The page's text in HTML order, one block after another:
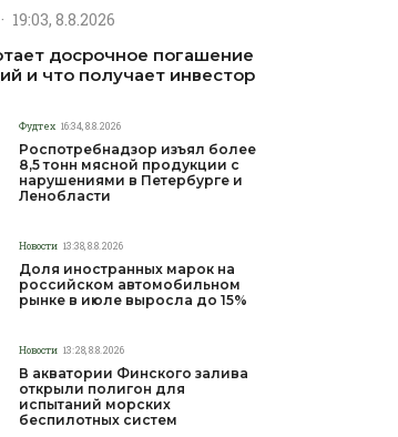
· 19:03, 8.8.2026
досрочное погашение
и что получает инвестор
Фудтех 16:34, 8.8.2026
Роспотребнадзор изъял более
8,5 тонн мясной продукции с
нарушениями в Петербурге и
Ленобласти
Новости 13:38, 8.8.2026
Доля иностранных марок на
российском автомобильном
рынке в июле выросла до 15%
Новости 13:28, 8.8.2026
В акватории Финского залива
открыли полигон для
испытаний морских
беспилотных систем